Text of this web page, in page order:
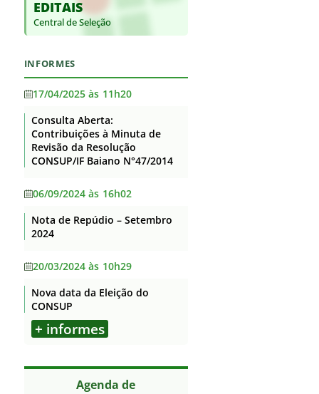
Supervisão
Itaberaba
Senhor do Bonfim
Serrinha
Teixeira de Freitas
Valença
Xique-Xique
Base jurídica da estrutura
organizacional e das
ocupantes
Telefones, endereços e e-mails
cargos
Agenda de Autoridades
Horário de atendimento
Currículos dos principais cargos
Revisão e Consolidação dos
Atos Normativos – Decreto
Auditorias
Convênios e Transferências
Receitas e Despesas
Fundação de Apoio
Informações Classificadas
Cidadão – SIC
Perguntas Frequentes
Lei Geral de Proteção de Dados
Flexibilização de Jornada de
Trabalho TAE
Outros
EDITAIS
Central de Seleção
INFORMES
17/04/2025 às 11h20
Consulta Aberta:
Contribuições à Minuta de
Revisão da Resolução
CONSUP/IF Baiano N°47/2014
06/09/2024 às 16h02
Nota de Repúdio – Setembro
2024
20/03/2024 às 10h29
Nova data da Eleição do
CONSUP
+ informes
Agenda de